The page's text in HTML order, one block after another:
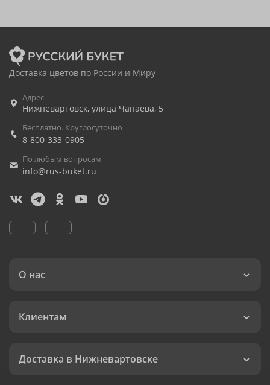
Доставка цветов по России и Миру
Адрес
Нижневартовск, улица Чапаева, 5
Бесплатно. Круглосуточно
8-800-333-0905
По любым вопросам
info@rus-buket.ru
О нас
Клиентам
Доставка в Нижневартовске